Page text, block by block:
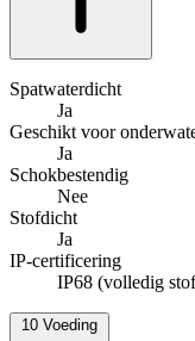
Spatwaterdicht
Ja
Geschikt voor
Ja
Schokbestendig
Nee
Stofdicht
Ja
IP-certificering
IP68 (volledig
10 Voeding